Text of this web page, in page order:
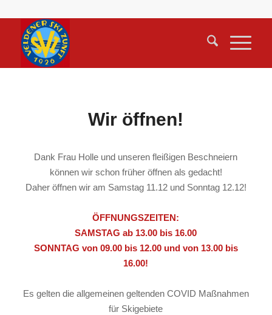
Wir öffnen!
Dank Frau Holle und unseren fleißigen Beschneiern
können wir schon früher öffnen als gedacht!
Daher öffnen wir am Samstag 11.12 und Sonntag 12.12!
ÖFFNUNGSZEITEN:
SAMSTAG ab 13.00 bis 16.00
SONNTAG von 09.00 bis 12.00 und von 13.00 bis
16.00!
Es gelten die allgemeinen geltenden COVID Maßnahmen
für Skigebiete